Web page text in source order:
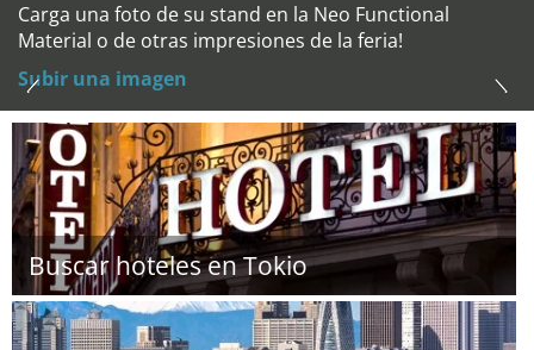
Carga una foto de su stand en la Neo Functional
Material o de otras impresiones de la feria!
Subir una imagen
Buscar hoteles en Tokio